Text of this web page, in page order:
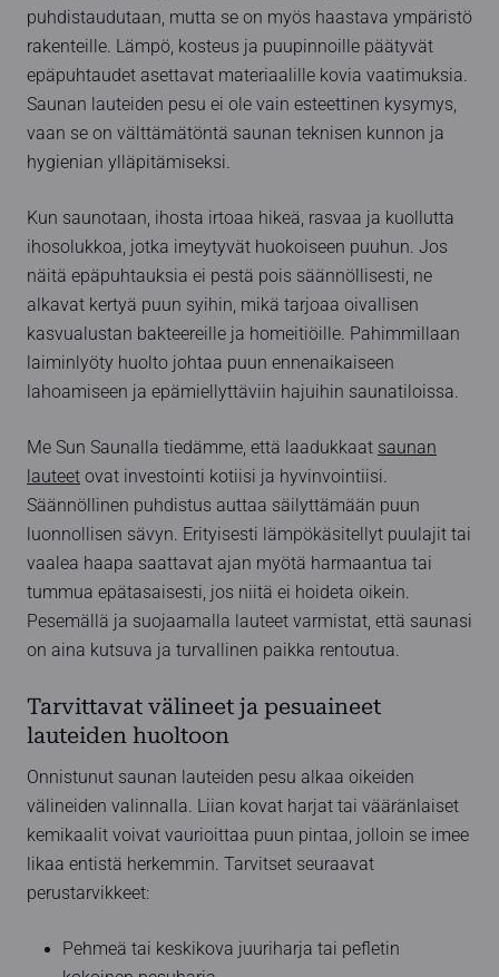
puhdistaudutaan, mutta se on myös haastava ympäristö
rakenteille. Lämpö, kosteus ja puupinnoille päätyvät
epäpuhtaudet asettavat materiaalille kovia vaatimuksia.
Saunan lauteiden pesu ei ole vain esteettinen kysymys,
vaan se on välttämätöntä saunan teknisen kunnon ja
hygienian ylläpitämiseksi.
Kun saunotaan, ihosta irtoaa hikeä, rasvaa ja kuollutta
ihosolukkoa, jotka imeytyvät huokoiseen puuhun. Jos
näitä epäpuhtauksia ei pestä pois säännöllisesti, ne
alkavat kertyä puun syihin, mikä tarjoaa oivallisen
kasvualustan bakteereille ja homeitiöille. Pahimmillaan
laiminlyöty huolto johtaa puun ennenaikaiseen
lahoamiseen ja epämiellyttäviin hajuihin saunatiloissa.
Me Sun Saunalla tiedämme, että laadukkaat saunan
lauteet ovat investointi kotiisi ja hyvinvointiisi.
Säännöllinen puhdistus auttaa säilyttämään puun
luonnollisen sävyn. Erityisesti lämpökäsitellyt puulajit tai
vaalea haapa saattavat ajan myötä harmaantua tai
tummua epätasaisesti, jos niitä ei hoideta oikein.
Pesemällä ja suojaamalla lauteet varmistat, että saunasi
on aina kutsuva ja turvallinen paikka rentoutua.
Tarvittavat välineet ja pesuaineet
lauteiden huoltoon
Onnistunut saunan lauteiden pesu alkaa oikeiden
välineiden valinnalla. Liian kovat harjat tai vääränlaiset
kemikaalit voivat vaurioittaa puun pintaa, jolloin se imee
likaa entistä herkemmin. Tarvitset seuraavat
perustarvikkeet:
Pehmeä tai keskikova juuriharja tai pefletin